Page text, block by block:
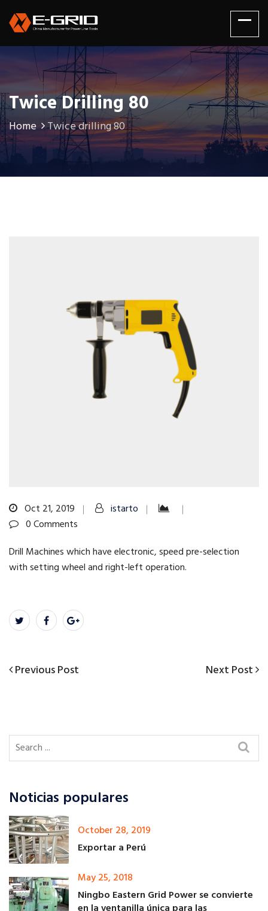
Twice Drilling 80
Home Twice drilling 80
Oct 21, 2019
istarto
0 Comments
Drill Machines which have electronic, speed pre-selection
with setting wheel and right-left operation.
Post
Previous
Previous Post
Next
Next Post
Noticias populares
October 28, 2019
Exportar a Perú
May 25, 2018
Ningbo Eastern Grid Power se convierte